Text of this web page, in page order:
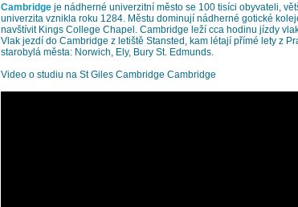
Cambridgeje nádherné univerzitní město se 100 tisíci obyvateli,
univerzita vznikla roku 1284. Městu dominují nádherné gotické
navštívit Kings College Chapel. Cambridge leží cca hodinu jízdy
Vlak jezdí do Cambridge z letiště Stansted, kam létají přímé lety z
starobylá města: Norwich, Ely, Bury St. Edmunds.
Video o studiu na St Giles Cambridge Cambridge